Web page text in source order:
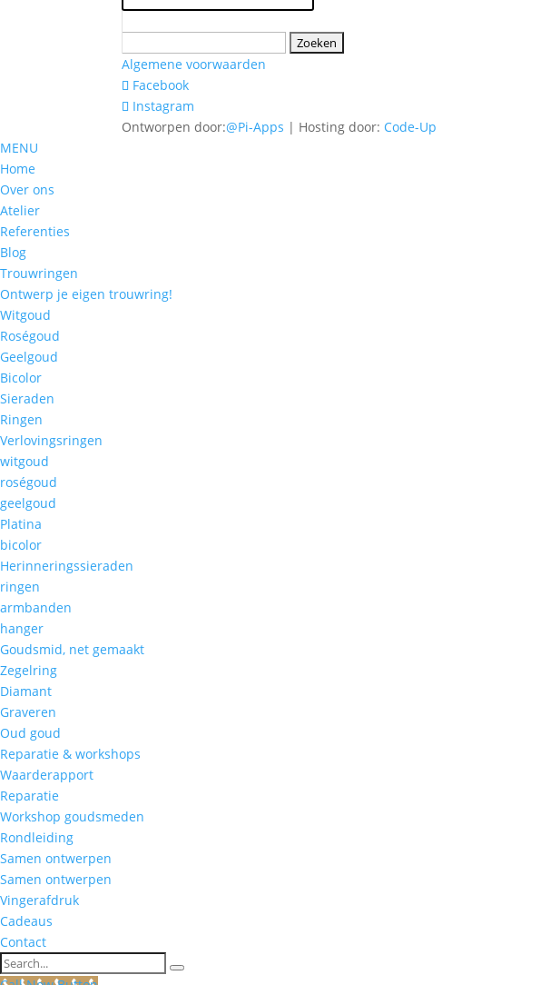
naar:
Algemene voorwaarden
Facebook
Instagram
Ontworpen door:@Pi-Apps | Hosting door: Code-Up
MENU
Home
Over ons
Atelier
Referenties
Blog
Trouwringen
Ontwerp je eigen trouwring!
Witgoud
Roségoud
Geelgoud
Bicolor
Sieraden
Ringen
Verlovingsringen
witgoud
roségoud
geelgoud
Platina
bicolor
Herinneringssieraden
ringen
armbanden
hanger
Goudsmid, net gemaakt
Zegelring
Diamant
Graveren
Oud goud
Reparatie & workshops
Waarderapport
Reparatie
Workshop goudsmeden
Rondleiding
Samen ontwerpen
Samen ontwerpen
Vingerafdruk
Cadeaus
Contact
Search